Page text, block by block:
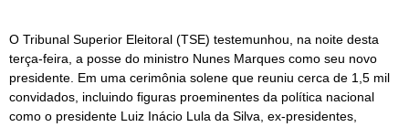
O Tribunal Superior Eleitoral (TSE) testemunhou, na noite desta
terça-feira, a posse do ministro Nunes Marques como seu novo
presidente. Em uma cerimônia solene que reuniu cerca de 1,5 mil
convidados, incluindo figuras proeminentes da política nacional
como o presidente Luiz Inácio Lula da Silva, ex-presidentes,